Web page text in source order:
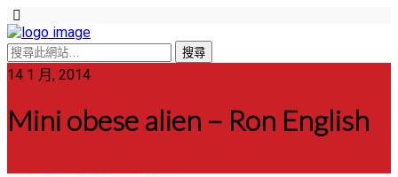
14 1 月, 2014
Mini obese alien – Ron English